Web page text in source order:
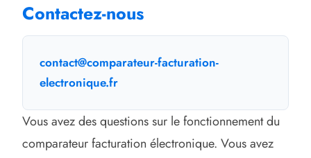
Contactez-nous
contact@comparateur-facturation-
electronique.fr
Vous avez des questions sur le fonctionnement du
comparateur facturation électronique. Vous avez